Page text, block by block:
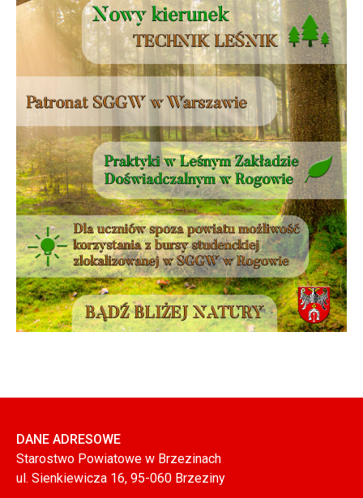
DANE ADRESOWE
Starostwo Powiatowe w Brzezinach
ul. Sienkiewicza 16, 95-060 Brzeziny